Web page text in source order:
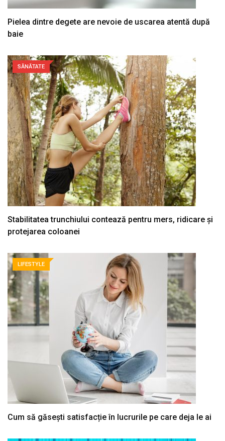
Pielea dintre degete are nevoie de uscarea atentă după
baie
SĂNĂTATE
Stabilitatea trunchiului contează pentru mers, ridicare și
protejarea coloanei
LIFESTYLE
Cum să găsești satisfacție în lucrurile pe care deja le ai